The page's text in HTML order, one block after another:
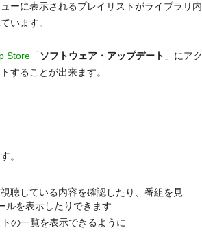
ーに表示されるプレイリストがライブラリ内
います。
Store 「ソフトウェア・アップデート 」にアク
することが出来ます。
。
聴している内容を確認したり、番組を見
ルを表示したりできます
の一覧を表示できるように